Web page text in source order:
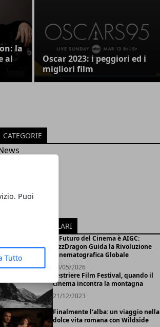
Puoi
Tutto
la
al
Oscar 2023: i peggiori ed i
migliori film
CATEGORIE
ARTICOLI POPOLARI
Il Futuro del Cinema è AIGC:
FizzDragon Guida la Rivoluzione
Cinematografica Globale
13/05/2026
Sestriere Film Festival, quando il
cinema incontra la montagna
21/12/2023
Finalmente l'alba: un viaggio nella
dolce vita romana con Wildside